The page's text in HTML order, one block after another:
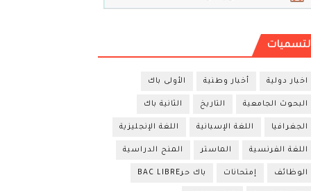
اخبار دولية أخبار وطنية الأولى باك
البحوث الجامعية التاريخ الثانية باك
الجغرافيا اللغة الإسبانية اللغة الإنجليزية
اللغة الفرنسية الماستر المنح الدراسية
الوظائف إمتحانات باك حرBAC LIBRE